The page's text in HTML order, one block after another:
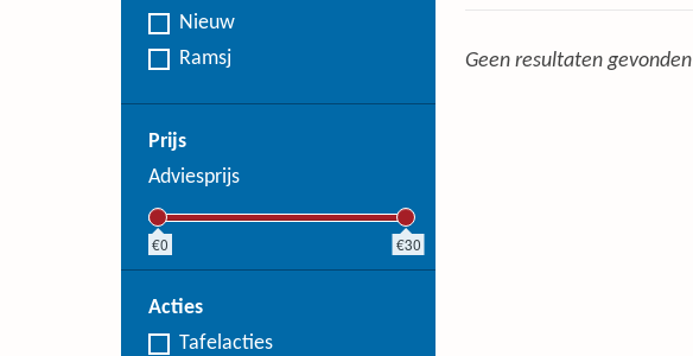
Nieuw
Ramsj
Prijs
Adviesprijs
0 30
Acties
Tafelacties
Geen resultaten gevonden